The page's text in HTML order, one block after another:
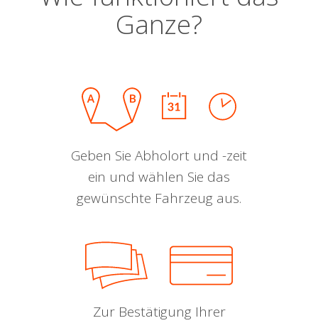
Ganze?
Geben Sie Abholort und -zeit
ein und wählen Sie das
gewünschte Fahrzeug aus.
Zur Bestätigung Ihrer